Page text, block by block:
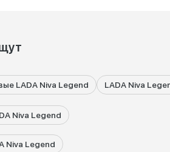
LADA Niva Legend LADA Niva
Niva Legend
Niva Legend